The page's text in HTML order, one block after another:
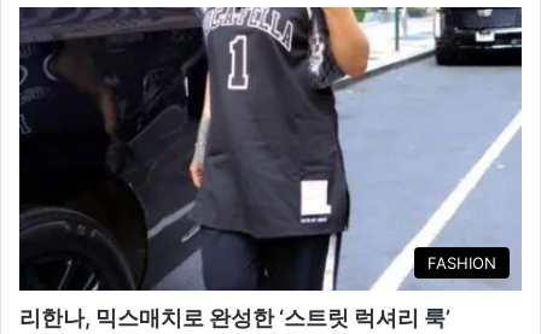
FASHION
리한나, 믹스매치로 완성한 ‘스트릿 럭셔리 룩’